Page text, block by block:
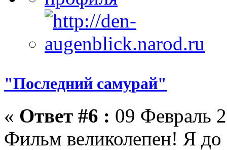
"Последний самурай"
« Ответ #6 : 09 Февраль
Фильм великолепен! Я до